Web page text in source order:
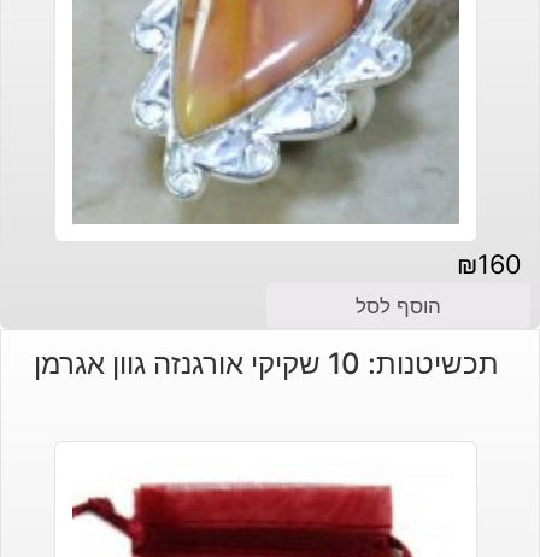
₪160
הוסף לסל
תכשיטנות: 10 שקיקי אורגנזה גוון אגרמן